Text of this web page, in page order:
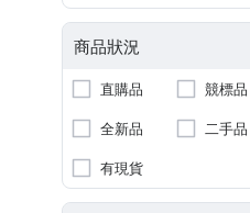
商品狀況
直購品
競標品
全新品
二手品
有現貨